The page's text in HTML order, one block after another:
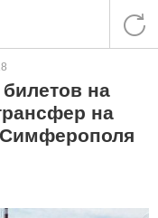
на
на
Симферополя